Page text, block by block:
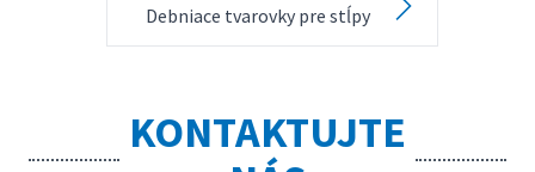
Debniace tvarovky pre stĺpy
KONTAKTUJTE